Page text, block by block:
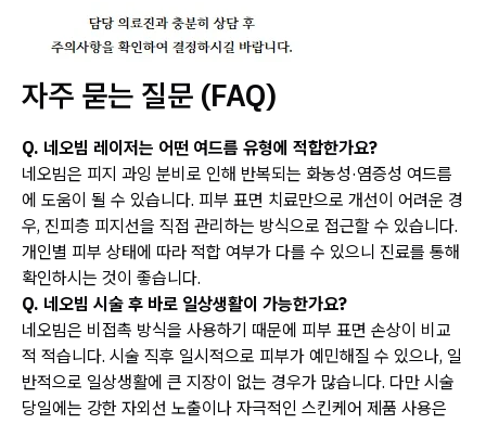
자주 묻는 질문 (FAQ)
Q. 네오빔 레이저는 어떤 여드름 유형에 적합한가요?
네오빔은 피지 과잉 분비로 인해 반복되는 화농성·염증성 여드름
에 도움이 될 수 있습니다. 피부 표면 치료만으로 개선이 어려운 경
우, 진피층 피지선을 직접 관리하는 방식으로 접근할 수 있습니다.
개인별 피부 상태에 따라 적합 여부가 다를 수 있으니 진료를 통해
확인하시는 것이 좋습니다.
Q. 네오빔 시술 후 바로 일상생활이 가능한가요?
네오빔은 비접촉 방식을 사용하기 때문에 피부 표면 손상이 비교
적 적습니다. 시술 직후 일시적으로 피부가 예민해질 수 있으나, 일
반적으로 일상생활에 큰 지장이 없는 경우가 많습니다. 다만 시술
당일에는 강한 자외선 노출이나 자극적인 스킨케어 제품 사용은